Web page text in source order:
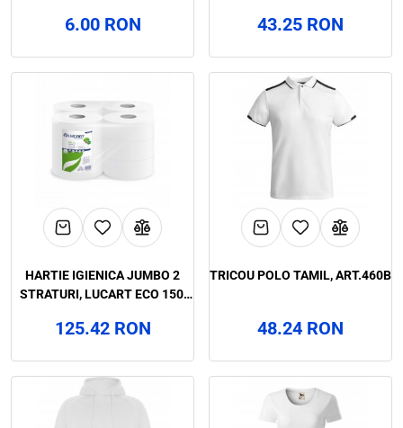
6.00 RON 43.25 RON
HARTIE IGIENICA JUMBO 2
STRATURI, LUCART ECO 150,
125.42 RON
TRICOU POLO TAMIL, ART.460B
48.24 RON